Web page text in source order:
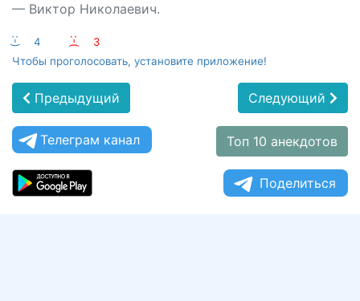
— Виктор Николаевич.
:-) 4 :-(
3
Чтобы проголосовать, установите приложение!
Предыдущий Следующий
Телеграм канал Топ 10 анекдотов
Поделиться